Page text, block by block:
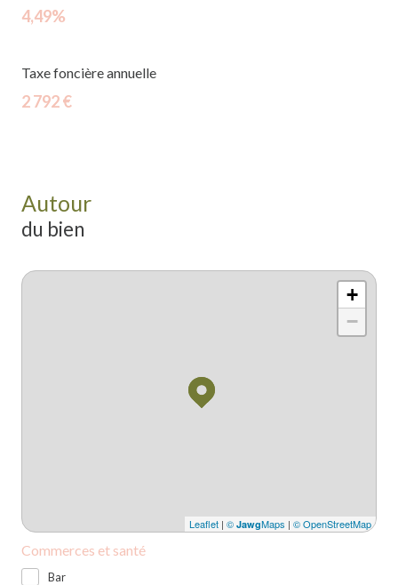
4,49%
Taxe foncière annuelle
2 792 €
Autour
du bien
+
−
Leaflet | © JawgMaps | © OpenStreetMap
Commerces et santé
Bar